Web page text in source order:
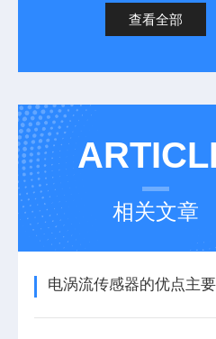
查看全部
相关文章